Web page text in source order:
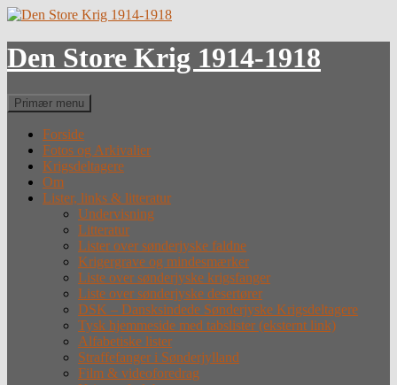
Hop
indhold
Den Store Krig 1914-1918
Søg
Primær menu
Forside
Fotos og Arkivalier
Krigsdeltagere
Om
Lister, links & litteratur
Undervisning
Litteratur
Lister over sønderjyske faldne
Krigergrave og mindesmærker
Liste over sønderjyske krigsfanger
Liste over sønderjyske desertører
DSK – Dansksindede Sønderjyske Krigsdeltagere
Tysk hjemmeside med tabslister (eksternt link)
Alfabetiske lister
Straffefanger i Sønderjylland
Film & videoforedrag